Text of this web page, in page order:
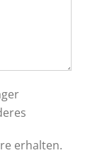
erhalten.